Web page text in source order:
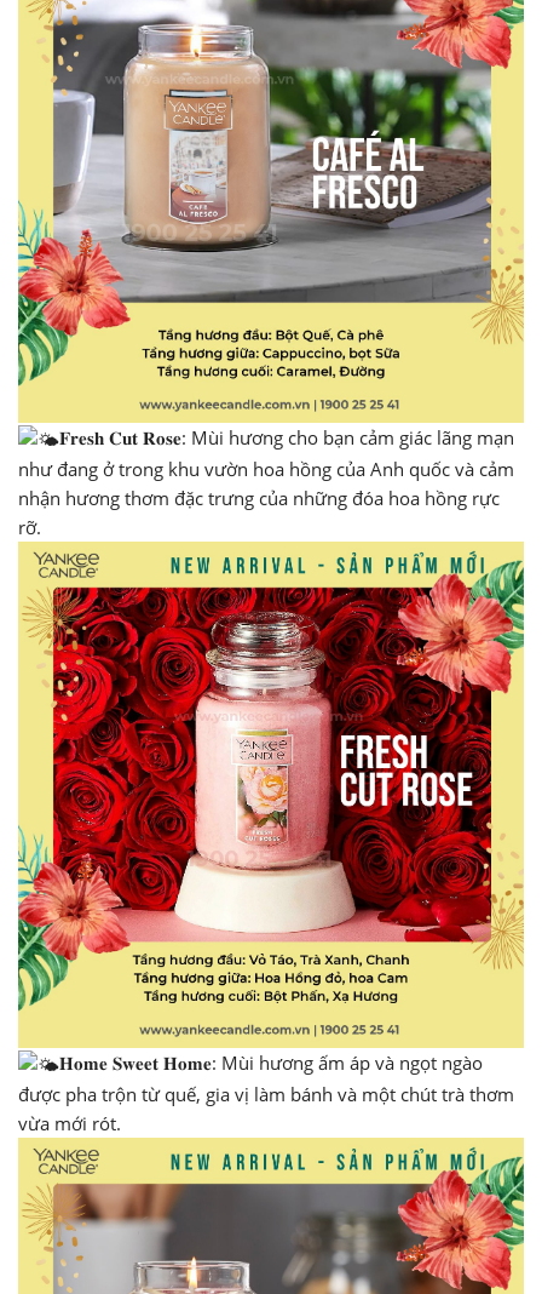
𝐅𝐫𝐞𝐬𝐡 𝐂𝐮𝐭 𝐑𝐨𝐬𝐞: Mùi hương cho bạn cảm giác lãng mạn
như đang ở trong khu vườn hoa hồng của Anh quốc và cảm
nhận hương thơm đặc trưng của những đóa hoa hồng rực
rỡ.
𝐇𝐨𝐦𝐞 𝐒𝐰𝐞𝐞𝐭 𝐇𝐨𝐦𝐞: Mùi hương ấm áp và ngọt ngào
được pha trộn từ quế, gia vị làm bánh và một chút trà thơm
vừa mới rót.